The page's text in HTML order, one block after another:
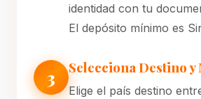
identidad con tu
El depósito mínimo es
3 Selecciona Destino y
Elige el país destino